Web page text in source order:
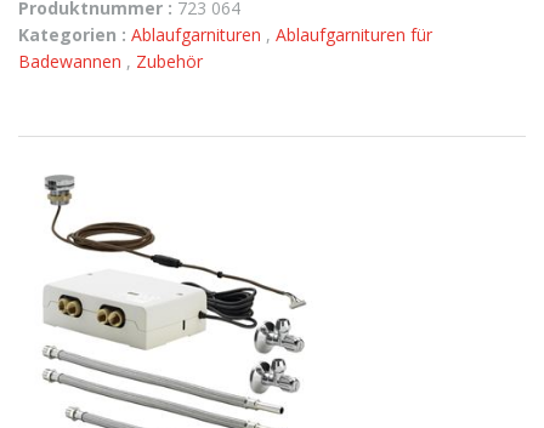
Produktnummer : 723 064
Kategorien : Ablaufgarnituren , Ablaufgarnituren für
Badewannen , Zubehör